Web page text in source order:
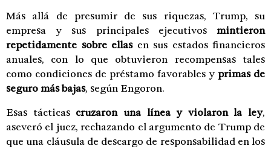
Más allá de presumir de sus riquezas, Trump, su
empresa y sus principales ejecutivos mintieron
repetidamente sobre ellasen sus estados financieros
anuales, con lo que obtuvieron recompensas tales
como condiciones de préstamo favorables y primas de
seguro más bajas, según Engoron.
Esas tácticas cruzaron una línea y violaron la ley,
aseveró el juez, rechazando el argumento de Trump de
que una cláusula de descargo de responsabilidad en los